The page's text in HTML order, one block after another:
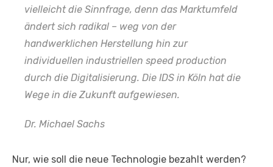
vielleicht die Sinnfrage, denn das Marktumfeld
ändert sich radikal – weg von der
handwerklichen Herstellung hin zur
individuellen industriellen speed production
durch die Digitalisierung. Die IDS in Köln hat die
Wege in die Zukunft aufgewiesen.
Dr. Michael Sachs
Nur, wie soll die neue Technologie bezahlt werden?